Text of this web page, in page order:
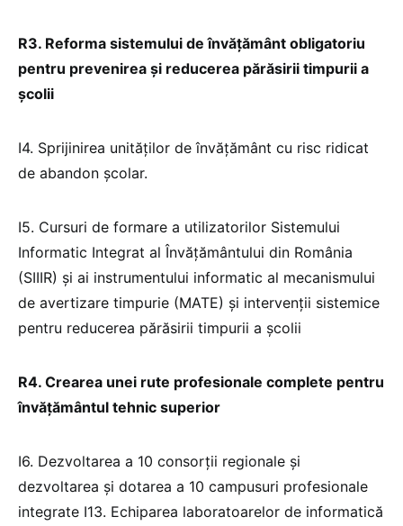
R3. Reforma sistemului de învățământ obligatoriu
pentru prevenirea și reducerea părăsirii timpurii a
școlii
I4. Sprijinirea unităților de învățământ cu risc ridicat
de abandon școlar.
I5. Cursuri de formare a utilizatorilor Sistemului
Informatic Integrat al Învățământului din România
(SIIIR) și ai instrumentului informatic al mecanismului
de avertizare timpurie (MATE) și intervenții sistemice
pentru reducerea părăsirii timpurii a școlii
R4. Crearea unei rute profesionale complete pentru
învățământul tehnic superior
I6. Dezvoltarea a 10 consorții regionale și
dezvoltarea și dotarea a 10 campusuri profesionale
integrate I13. Echiparea laboratoarelor de informatică